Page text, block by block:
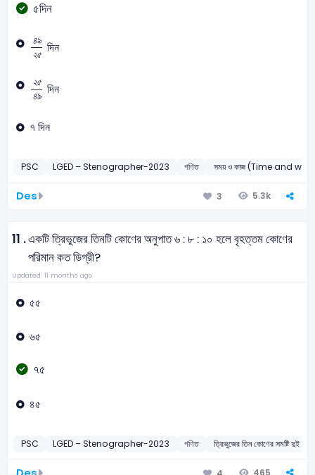
৫দিন
৪৯
২৫
৪৯
দিন
২৫
৪৯
২৫
দিন
৭ দিন
PSC LGED – Stenographer-2023 গণিত সময় ও কাজ (Time and
Des 3 5.3k
11 .একটি ত্রিভুজের তিনটি কোণের অনুপাত ৬ : ৮ : ১০ হলে বৃহত্তম কোণের
পরিমান কত ডিগ্রী?
Updated: 11 months ago
৫৫
৬৫
৭৫
৪৫
PSC LGED – Stenographer-2023 গণিত ত্রিভুজের তিন কোণের সমষ্টি দুই
465